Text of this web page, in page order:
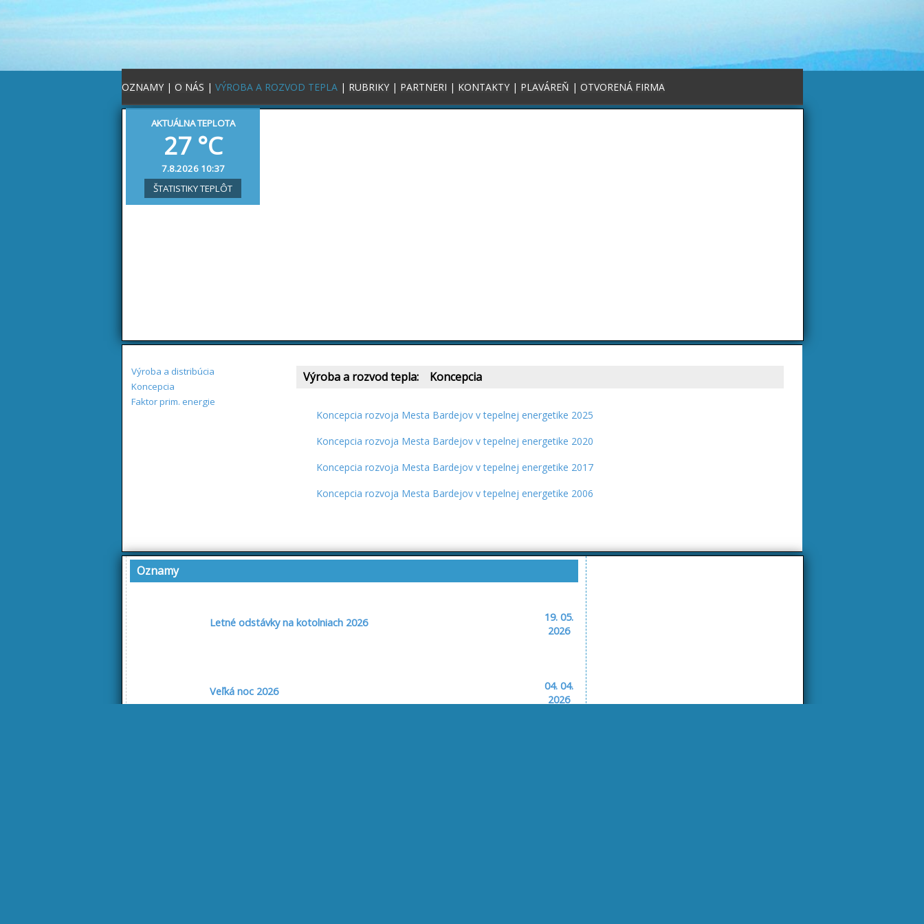
OZNAMY | O NÁS | VÝROBA A ROZVOD TEPLA | RUBRIKY | PARTNERI | KONTAKTY | PLAVÁREŇ | OTVORENÁ FIRMA
AKTUÁLNA TEPLOTA
27 °C
7.8.2026 10:37
ŠTATISTIKY TEPLÔT
Výroba a distribúcia
Koncepcia
Faktor prim. energie
Výroba a rozvod tepla: Koncepcia
Koncepcia rozvoja Mesta Bardejov v tepelnej energetike 2025
Koncepcia rozvoja Mesta Bardejov v tepelnej energetike 2020
Koncepcia rozvoja Mesta Bardejov v tepelnej energetike 2017
Koncepcia rozvoja Mesta Bardejov v tepelnej energetike 2006
Oznamy
Letné odstávky na kotolniach 2026
19. 05.
2026
Veľká noc 2026
04. 04.
2026